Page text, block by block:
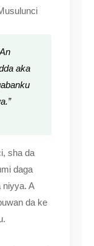
aka
sha da
daga
niyya. A
da ke